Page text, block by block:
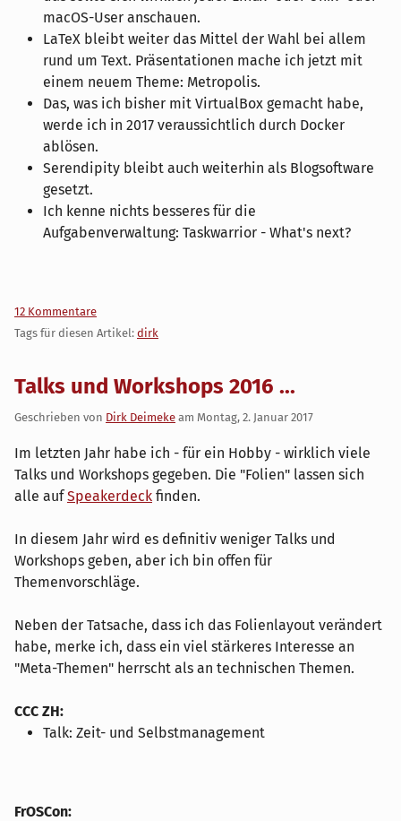
macOS-User anschauen.
LaTeX bleibt weiter das Mittel der Wahl bei allem
rund um Text. Präsentationen mache ich jetzt mit
einem neuem Theme: Metropolis.
Das, was ich bisher mit VirtualBox gemacht habe,
werde ich in 2017 veraussichtlich durch Docker
ablösen.
Serendipity bleibt auch weiterhin als Blogsoftware
gesetzt.
Ich kenne nichts besseres für die
Aufgabenverwaltung: Taskwarrior - What's next?
12 Kommentare
Tags für diesen Artikel: dirk
Talks und Workshops 2016 ...
Geschrieben von Dirk Deimeke am Montag, 2. Januar 2017
Im letzten Jahr habe ich - für ein Hobby - wirklich viele
Talks und Workshops gegeben. Die "Folien" lassen sich
alle aufSpeakerdeck finden.
In diesem Jahr wird es definitiv weniger Talks und
Workshops geben, aber ich bin offen für
Themenvorschläge.
Neben der Tatsache, dass ich das Folienlayout verändert
habe, merke ich, dass ein viel stärkeres Interesse an
"Meta-Themen" herrscht als an technischen Themen.
CCC ZH:
Talk: Zeit- und Selbstmanagement
FrOSCon: